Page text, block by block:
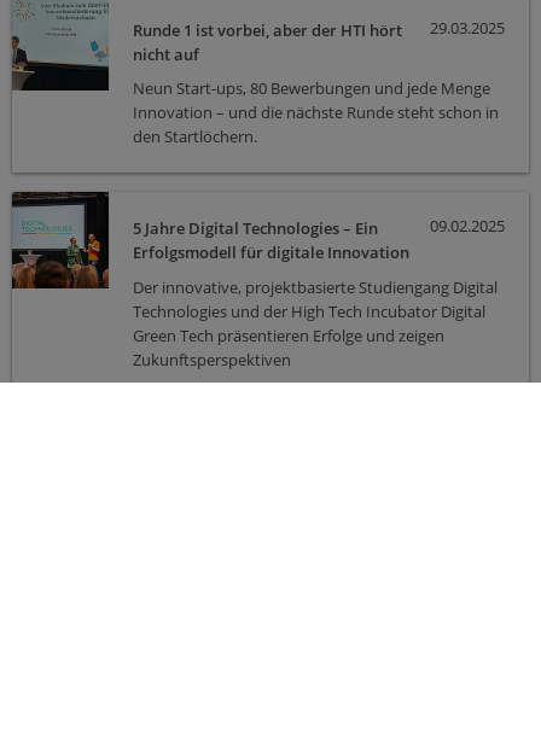
Austausch über aktuelle Trends und Entwicklungen
im Bereich der intelligenten Mobilität. Im Rahmen
Gespräch bei einer Tasse Kaffee haben Akteure aus
Wirtschaft, Wissenschaft und Verwaltung den Raum
zur Vernetzung.
29.03.2025
Runde 1 ist vorbei, aber der HTI hört
nicht auf
Neun Start-ups, 80 Bewerbungen und jede Menge
Innovation – und die nächste Runde steht schon in
den Startlöchern.
09.02.2025
5 Jahre Digital Technologies – Ein
Erfolgsmodell für digitale Innovation
Der innovative, projektbasierte Studiengang Digital
Technologies und der High Tech Incubator Digital
Green Tech präsentieren Erfolge und zeigen
Zukunftsperspektiven